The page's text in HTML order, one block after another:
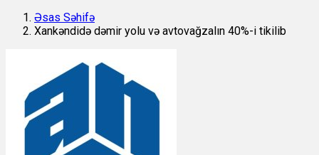
Əsas Səhifə
Xankəndidə dəmir yolu və avtovağzalın 40%-i tikilib